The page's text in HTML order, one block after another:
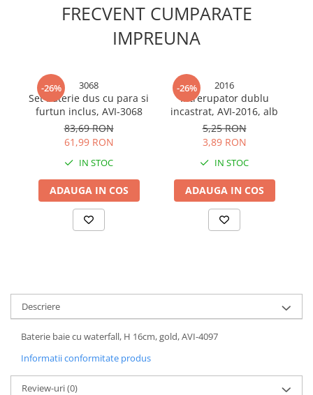
Lustre si pendule
Kit-uri Smart Home si senzori
Noptiere
Perii, trimere si clesti animale
Zgarzi, lese si hamuri
Produse ingrijire incaltaminte si
accesorii
Fitinguri si accesorii
Robineti
Sisteme filtrare instalatii
Sonerii electrice
Termometre Meteo
FRECVENT CUMPARATE
IMPREUNA
-26% 3068
Set baterie dus cu para si
furtun inclus, AVI-3068
83,69 RON
61,99 RON
IN STOC
ADAUGA IN COS
-26% 2016
Intrerupator dublu
incastrat, AVI-2016, alb
5,25 RON
3,89 RON
IN STOC
ADAUGA IN COS
Descriere
Baterie baie cu waterfall, H 16cm, gold, AVI-4097
Informatii conformitate produs
Review-uri(0)